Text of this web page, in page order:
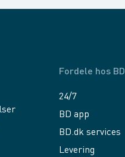
Fordele hos BD
24/7
BD app
BD.dk services
Levering